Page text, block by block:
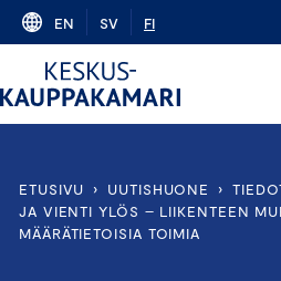
Skip
content
EN SV FI
ETUSIVU › UUTISHUONE ›
JA VIENTI YLÖS – LIIKENTEEN
MÄÄRÄTIETOISIA TOIMIA